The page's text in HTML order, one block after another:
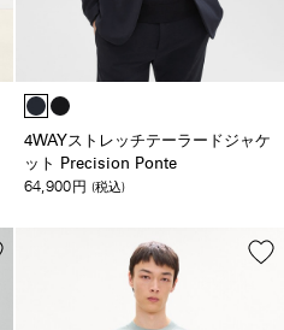
4WAYストレッチテーラードジャケ
ット Precision Ponte
64,900円 (税込)